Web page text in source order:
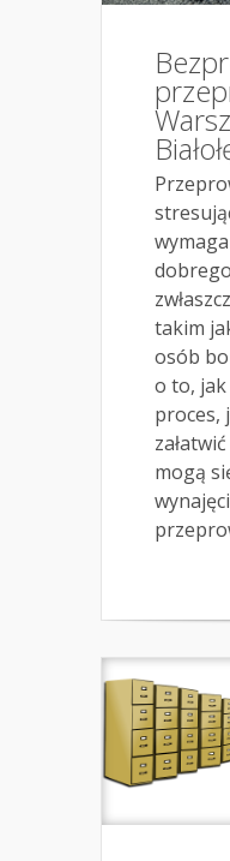
takim
osób
o to, jak
proces,
mogą